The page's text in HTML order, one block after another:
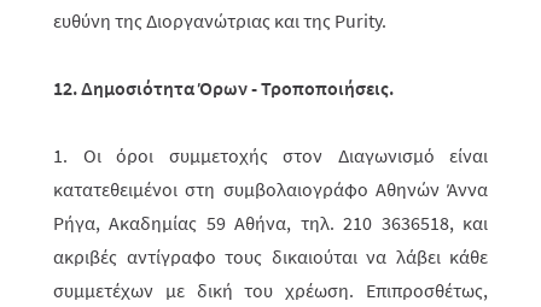
ευθύνη της Διοργανώτριας και της Purity.
12. Δημοσιότητα Όρων - Τροποποιήσεις.
1. Οι όροι συμμετοχής στον Διαγωνισμό είναι
κατατεθειμένοι στη συμβολαιο­γρά­φο Αθηνών Άννα
Ρήγα, Ακαδημίας 59 Αθήνα, τηλ. 210 3636518, και
ακρι­βές αντίγραφο τους δικαιούται να λάβει κάθε
συμμετέχων με δική του χρέωση. Επιπροσθέτως,